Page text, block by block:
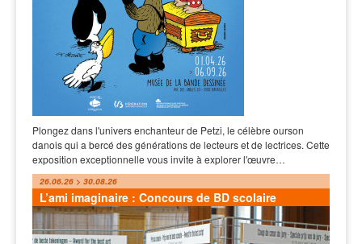
Plongez dans l'univers enchanteur de Petzi, le célèbre ourson
danois qui a bercé des générations de lecteurs et de lectrices. Cette
exposition exceptionnelle vous invite à explorer l'œuvre…
26.06.26 > 30.08.26
L’ami imaginaire : Concours de BD scolaire